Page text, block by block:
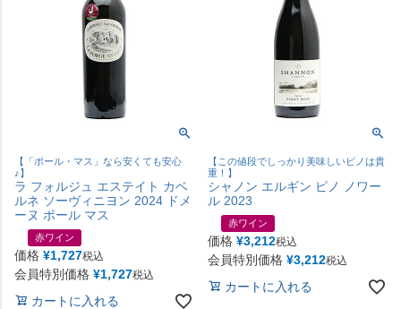
【「ポール・マス」なら安くても安心
♪】
ラ フォルジュ エステイト カベ
ルネ ソーヴィニヨン 2024 ドメ
ーヌ ポール マス
赤ワイン
価格 ¥1,727税込
会員特別価格 ¥1,727税込
カートに入れる
【この値段でしっかり美味しいピノは貴
重！】
シャノン エルギン ピノ ノワー
ル 2023
赤ワイン
価格 ¥3,212税込
会員特別価格 ¥3,212税込
カートに入れる